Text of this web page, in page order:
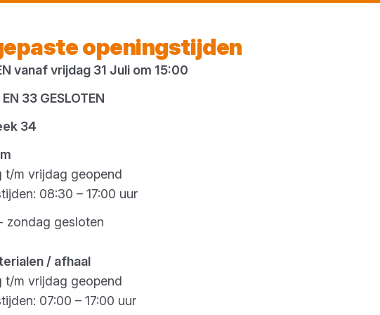
de
elk gevelproject!
Gepubliceerd op 22 september 2025
van gevelwerkzaamheden is de juiste cementpleister
eindresultaat. Knauf biedt een uitgebreid
openingstijden
vanaf vrijdag 31 Juli om 15:00
33 GESLOTEN
34
t/m vrijdag geopend
08:30 – 17:00 uur
zondag gesloten
/ afhaal
t/m vrijdag geopend
07:00 – 17:00 uur